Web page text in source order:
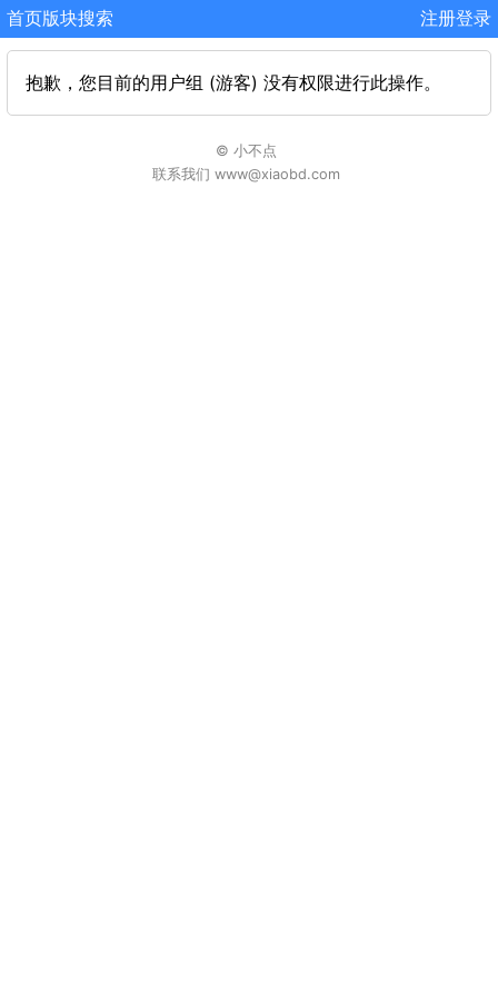
首页版块搜索 注册登录
抱歉，您目前的用户组 (游客) 没有权限进行此操作。
© 小不点
联系我们 www@xiaobd.com